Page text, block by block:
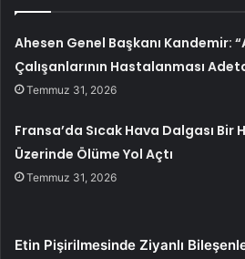
Ahesen Genel Başkanı Kandemir:
Çalışanlarının Hastalanması
Temmuz 31, 2026
Fransa’da Sıcak Hava Dalgası Bir
Üzerinde Ölüme Yol Açtı
Temmuz 31, 2026
Etin Pişirilmesinde Ziyanlı